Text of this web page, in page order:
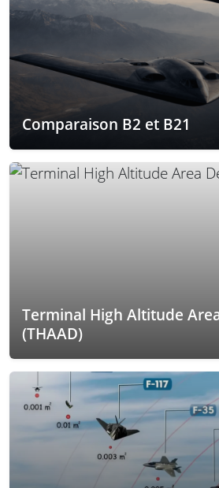
Comparaison B2 et B21
Terminal High Altitude
(THAAD)